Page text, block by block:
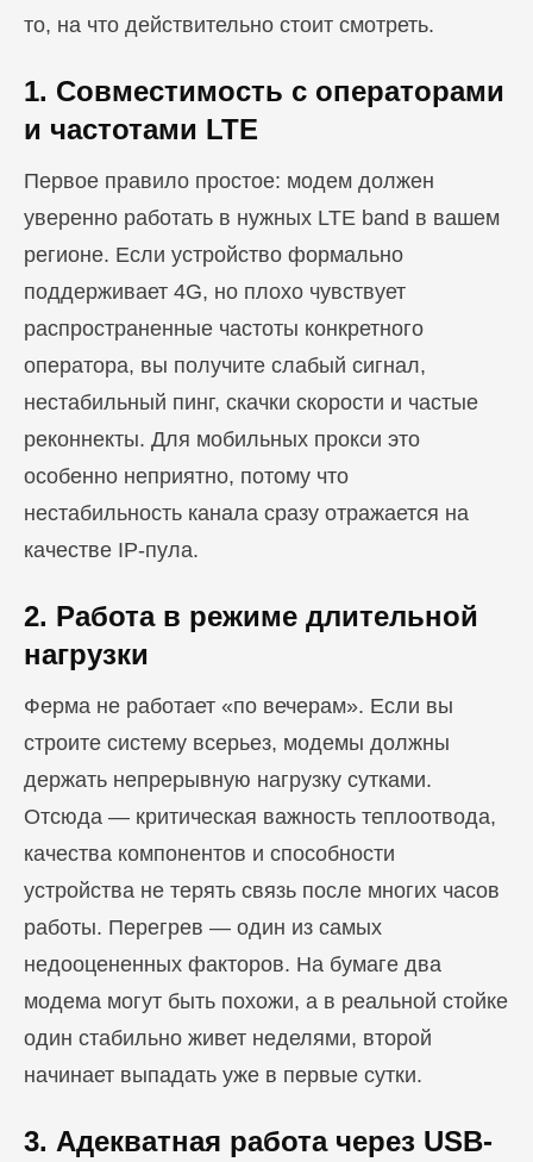
то, на что действительно стоит смотреть.
1. Совместимость с операторами
и частотами LTE
Первое правило простое: модем должен
уверенно работать в нужных LTE band в вашем
регионе. Если устройство формально
поддерживает 4G, но плохо чувствует
распространенные частоты конкретного
оператора, вы получите слабый сигнал,
нестабильный пинг, скачки скорости и частые
реконнекты. Для мобильных прокси это
особенно неприятно, потому что
нестабильность канала сразу отражается на
качестве IP-пула.
2. Работа в режиме длительной
нагрузки
Ферма не работает «по вечерам». Если вы
строите систему всерьез, модемы должны
держать непрерывную нагрузку сутками.
Отсюда — критическая важность теплоотвода,
качества компонентов и способности
устройства не терять связь после многих часов
работы. Перегрев — один из самых
недооцененных факторов. На бумаге два
модема могут быть похожи, а в реальной стойке
один стабильно живет неделями, второй
начинает выпадать уже в первые сутки.
3. Адекватная работа через USB-